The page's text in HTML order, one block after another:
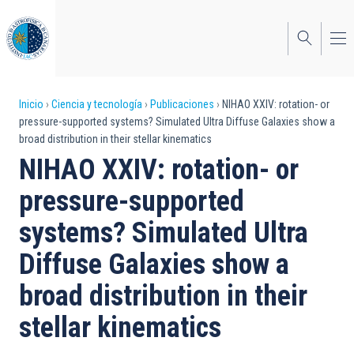
al
contenido
principal
Sobrescribir
enlaces
de
ayuda
a
la
navegación
Inicio Ciencia y tecnología Publicaciones
NIHAO XXIV: rotation- or
pressure-supported systems? Simulated Ultra Diffuse Galaxies show a
broad distribution in their stellar kinematics
NIHAO XXIV: rotation- or
pressure-supported
systems? Simulated Ultra
Diffuse Galaxies show a
broad distribution in their
stellar kinematics